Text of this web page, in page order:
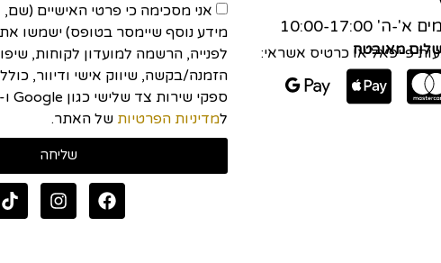
10:00-17:00
מאובטח
פייפאל או כרטיס אשראי:
אני מסכימה כי פרטי האישיים (שם,
מידע נוסף שיימסר בטופס) ישמשו
לפנייה, הרשמה למועדון לקוחות,
הזמנה/בקשה, שיווק אישי ודיוור,
למדיניות הפרטיות של האתר.
שליחה